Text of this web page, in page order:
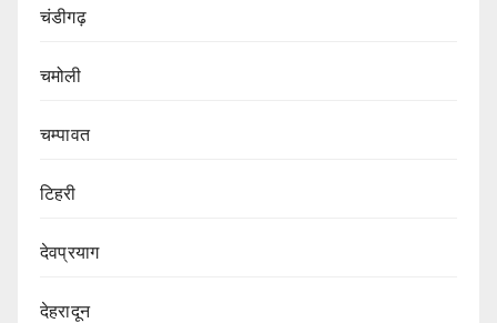
चंडीगढ़
चमोली
चम्पावत
टिहरी
देवप्रयाग
देहरादून